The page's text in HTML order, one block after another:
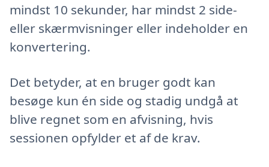
mindst 10 sekunder, har mindst 2 side-
eller skærmvisninger eller indeholder en
konvertering.
Det betyder, at en bruger godt kan
besøge kun én side og stadig undgå at
blive regnet som en afvisning, hvis
sessionen opfylder et af de krav.